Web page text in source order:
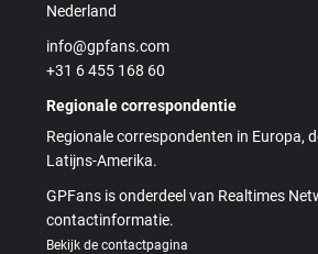
Nederland
info@gpfans.com
+31 6 455 168 60
Regionale correspondentie
Regionale correspondenten in Europa,
Latijns-Amerika.
GPFans is onderdeel van Realtimes
contactinformatie.
Bekijk de contactpagina